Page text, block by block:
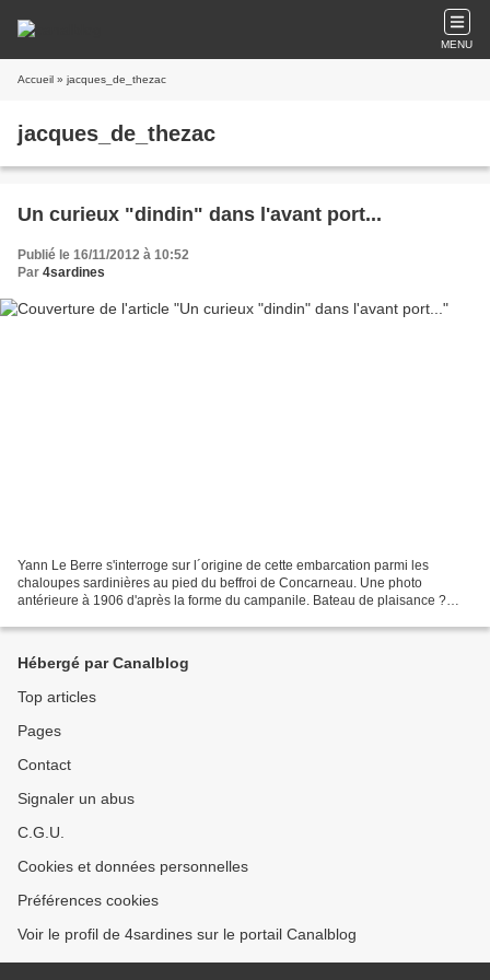
MENU
Accueil » jacques_de_thezac
jacques_de_thezac
Un curieux "dindin" dans l'avant port...
Publié le 16/11/2012 à 10:52
Par 4sardines
Yann Le Berre s'interroge sur l´origine de cette embarcation parmi les
chaloupes sardinières au pied du beffroi de Concarneau. Une photo
antérieure à 1906 d'après la forme du campanile. Bateau de plaisance ?
Hébergé par Canalblog
Top articles
Pages
Contact
Signaler un abus
C.G.U.
Cookies et données personnelles
Préférences cookies
Voir le profil de 4sardines sur le portail Canalblog